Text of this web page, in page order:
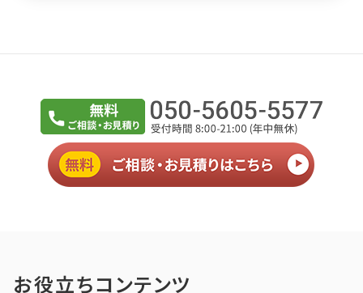
お役立ちコンテンツ